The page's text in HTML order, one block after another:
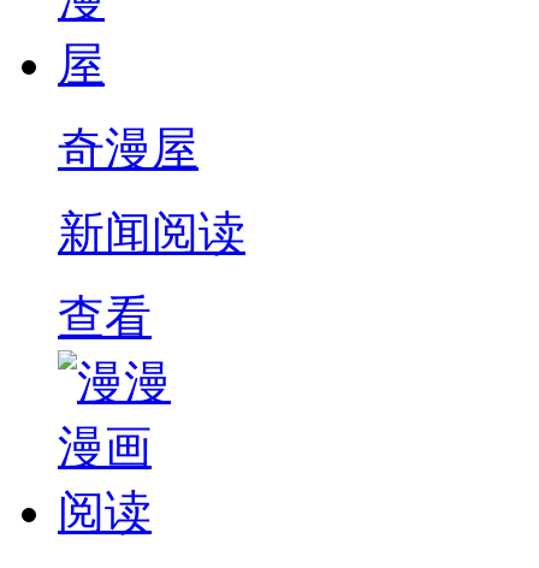
奇漫屋
新闻阅读
查看